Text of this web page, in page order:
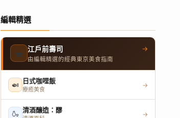
編輯精選
🍣 江戶前壽司
由編輯精選的經典東京美食指南
→
🍛 日式咖哩飯
療癒美食
→
🍶 清酒釀造：醪 →